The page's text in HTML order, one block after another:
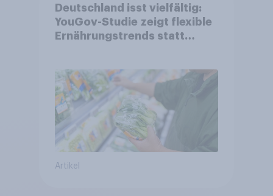
Deutschland isst vielfältig:
YouGov-Studie zeigt flexible
Ernährungstrends statt
Artikel